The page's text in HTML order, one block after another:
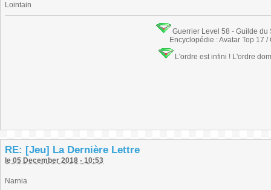
Lointain
Guerrier Level 58 - Guilde
Encyclopédie : Avatar Top 17 /
L'ordre est infini ! L'ordre
RE: [Jeu] La Dernière Lettre
le 05 December 2018 - 10:53
Narnia